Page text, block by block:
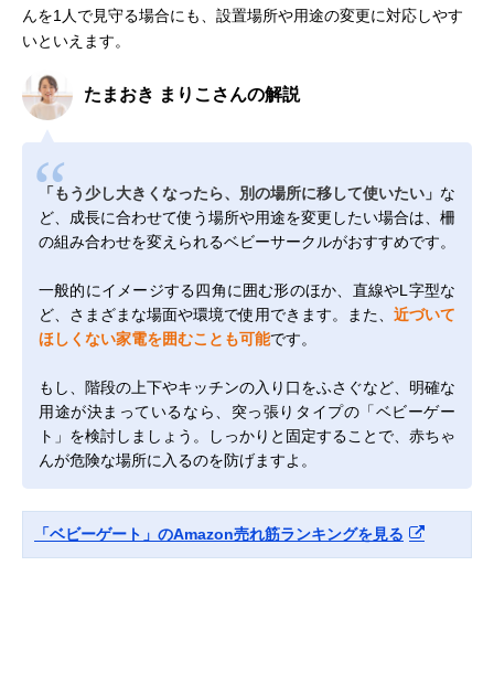
んを1人で見守る場合にも、設置場所や用途の変更に対応しやす
いといえます。
たまおき まりこさんの解説
「もう少し大きくなったら、別の場所に移して使いたい」 な
ど、成長に合わせて使う場所や用途を変更したい場合は、柵
の組み合わせを変えられるベビーサークルがおすすめです。
一般的にイメージする四角に囲む形のほか、直線やL字型な
ど、さまざまな場面や環境で使用できます。また、 近づいて
ほしくない家電を囲むことも可能です。
もし、階段の上下やキッチンの入り口をふさぐなど、明確な
用途が決まっているなら、突っ張りタイプの「ベビーゲー
ト」を検討しましょう。しっかりと固定することで、赤ちゃ
んが危険な場所に入るのを防げますよ。
「ベビーゲート」のAmazon売れ筋ランキングを見る